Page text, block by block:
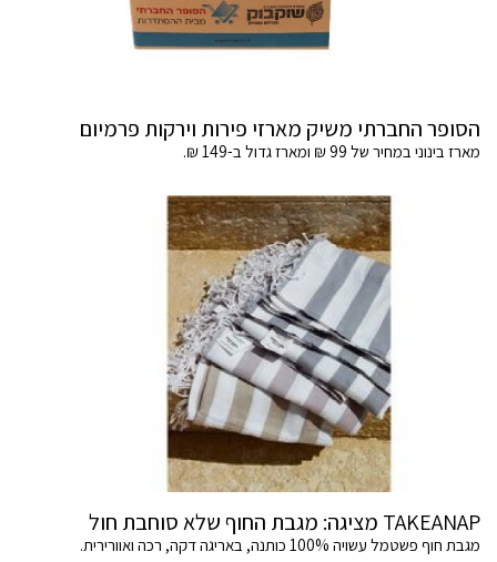
הסופר החברתי משיק מארזי פירות וירקות פרמיום
מארז בינוני במחיר של 99 ₪ ומארז גדול ב-149 ₪.
TAKEANAP מציגה: מגבת החוף שלא סוחבת חול
מגבת חוף פשטמל עשויה 100% כותנה, באריגה דקה, רכה ואוורירית.